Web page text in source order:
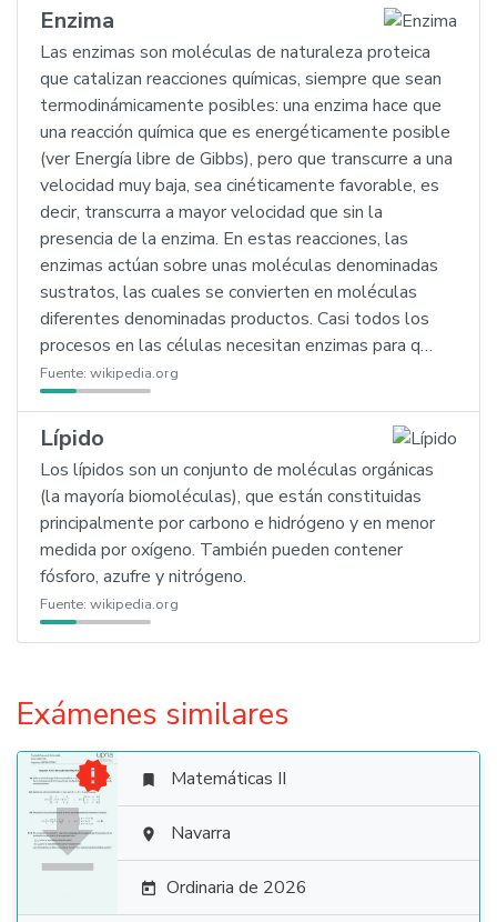
Enzima
Las enzimas son moléculas de naturaleza proteica
que catalizan reacciones químicas, siempre que sean
termodinámicamente posibles: una enzima hace que
una reacción química que es energéticamente posible
(ver Energía libre de Gibbs), pero que transcurre a una
velocidad muy baja, sea cinéticamente favorable, es
decir, transcurra a mayor velocidad que sin la
presencia de la enzima. En estas reacciones, las
enzimas actúan sobre unas moléculas denominadas
sustratos, las cuales se convierten en moléculas
diferentes denominadas productos. Casi todos los
procesos en las células necesitan enzimas para q…
Fuente: wikipedia.org
Lípido
Los lípidos son un conjunto de moléculas orgánicas
(la mayoría biomoléculas), que están constituidas
principalmente por carbono e hidrógeno y en menor
medida por oxígeno. También pueden contener
fósforo, azufre y nitrógeno.
Fuente: wikipedia.org
Exámenes similares

  Matemáticas II
 Navarra
 Ordinaria de 2026